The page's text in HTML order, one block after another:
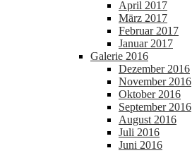
April 2017
März 2017
Februar 2017
Januar 2017
Galerie 2016
Dezember 2016
November 2016
Oktober 2016
September 2016
August 2016
Juli 2016
Juni 2016